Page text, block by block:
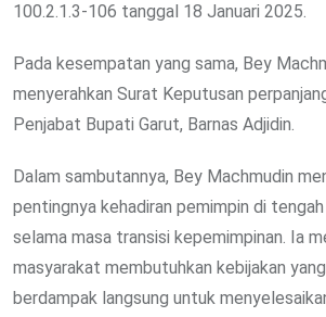
100.2.1.3-106 tanggal 18 Januari 2025.
Pada kesempatan yang sama, Bey
menyerahkan Surat Keputusan
Penjabat Bupati Garut, Barnas Adjidin.
Dalam sambutannya, Bey Machmudin
pentingnya kehadiran pemimpin di
selama masa transisi kepemimpinan. Ia
masyarakat membutuhkan kebijakan
berdampak langsung untuk